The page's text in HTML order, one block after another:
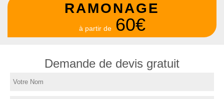
RAMONAGE
à partir de 60€
Demande de devis gratuit